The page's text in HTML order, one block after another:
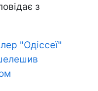
з
"Одіссеї"